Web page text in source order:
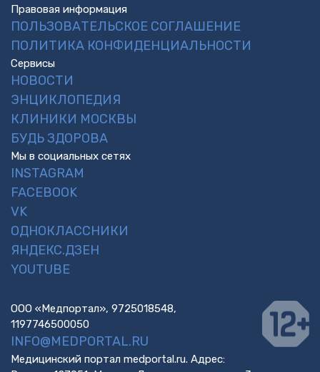
Правовая информация
ПОЛЬЗОВАТЕЛЬСКОЕ СОГЛАШЕНИЕ
ПОЛИТИКА КОНФИДЕНЦИАЛЬНОСТИ
Сервисы
НОВОСТИ
ЭНЦИКЛОПЕДИЯ
КЛИНИКИ МОСКВЫ
БУДЬ ЗДОРОВА
Мы в социальных сетях
INSTAGRAM
FACEBOOK
VK
ОДНОКЛАССНИКИ
ЯНДЕКС.ДЗЕН
YOUTUBE
ООО «Медпортал», 9725018548,
1197746500050
INFO@MEDPORTAL.RU
Медицинский портал medportal.ru. Адрес: